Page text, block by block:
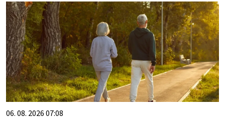
06. 08. 2026 07:08